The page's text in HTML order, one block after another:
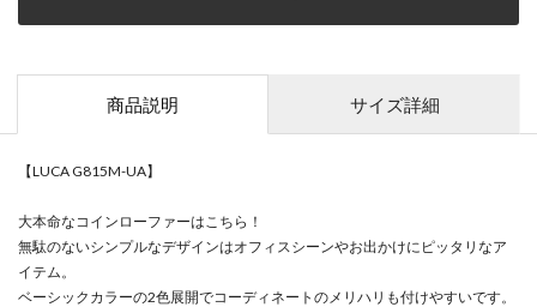
商品説明 サイズ詳細
【LUCA G815M-UA】
大本命なコインローファーはこちら！
無駄のないシンプルなデザインはオフィスシーンやお出かけにピッタリなア
イテム。
ベーシックカラーの2色展開でコーディネートのメリハリも付けやすいです。